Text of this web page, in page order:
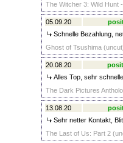
The Witcher 3: Wild Hunt
05.09.20
Schnelle Bezahlung,
Ghost of Tsushima
20.08.20
Alles Top, sehr
The Dark Pictures
13.08.20
Sehr netter Kontakt,
The Last of Us: Part 2